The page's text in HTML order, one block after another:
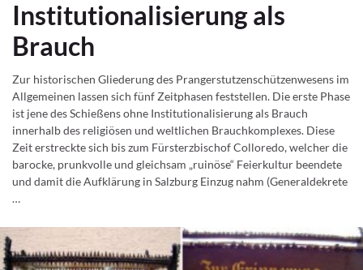
Institutionalisierung als
Brauch
Zur historischen Gliederung des Prangerstutzenschützenwesens im
Allgemeinen lassen sich fünf Zeitphasen feststellen. Die erste Phase
ist jene des Schießens ohne Institutionalisierung als Brauch
innerhalb des religiösen und weltlichen Brauchkomplexes. Diese
Zeit erstreckte sich bis zum Fürsterzbischof Colloredo, welcher die
barocke, prunkvolle und gleichsam „ruinöse“ Feierkultur beendete
und damit die Aufklärung in Salzburg Einzug nahm (Generaldekrete
…